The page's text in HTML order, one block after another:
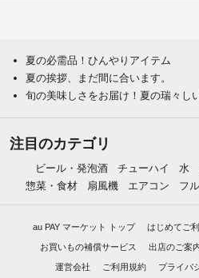
夏の必需品！ひんやりアイテム
夏の挨拶、まだ間に合います。
旬の美味しさをお届け！夏の瑞々し
注目のカテゴリ
ビール・発泡酒 チューハイ 水
惣菜・食材
扇風機 エアコン フ
au PAY マーケット トップ はじめてご
お買いもの補償サービス 出店のご案
運営会社 ご利用規約 プライバ